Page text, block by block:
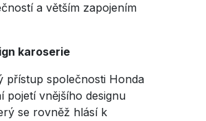
a větším zapojením
karoserie
přístup společnosti Honda
pojetí vnějšího designu
se rovněž hlásí k